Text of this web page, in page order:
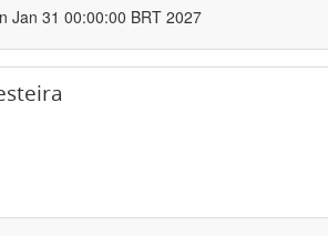
Jan 31 00:00:00 BRT 2027